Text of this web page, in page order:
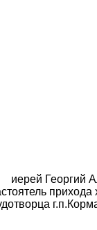
иерей Георгий